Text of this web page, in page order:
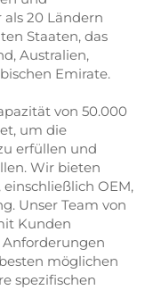
20 Ländern
Staaten, das
Australien,
Emirate.
von 50.000
um die
erfüllen und
Wir bieten
OEM,
Unser Team von
Kunden
möglichen
spezifischen